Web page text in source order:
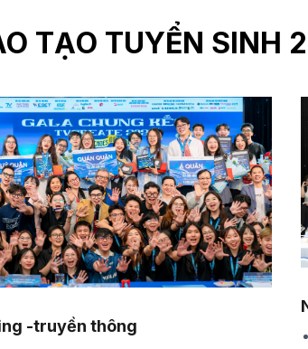
TẠO TUYỂN SINH
-truyền thông